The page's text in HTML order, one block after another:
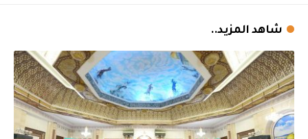
شاهد المزيد..